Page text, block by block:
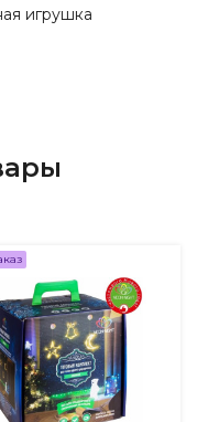
игрушка